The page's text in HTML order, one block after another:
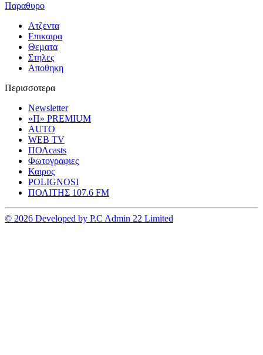
Παραθυρο
Ατζεντα
Επικαιρα
Θεματα
Στηλες
Αποθηκη
Περισσοτερα
Newsletter
«Π» PREMIUM
AUTO
WEB TV
ΠΟΛcasts
Φωτογραφιες
Καιρος
POLIGNOSI
ΠΟΛΙΤΗΣ 107.6 FM
© 2026 Developed by P.C Admin 22 Limited